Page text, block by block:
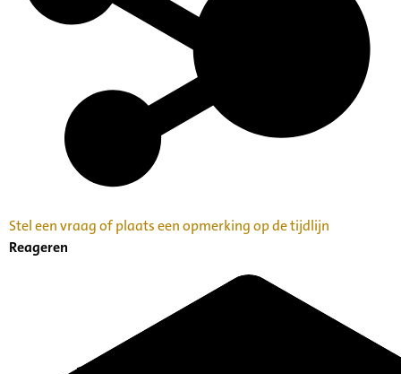
Stel een vraag of plaats een opmerking op de tijdlijn
Reageren